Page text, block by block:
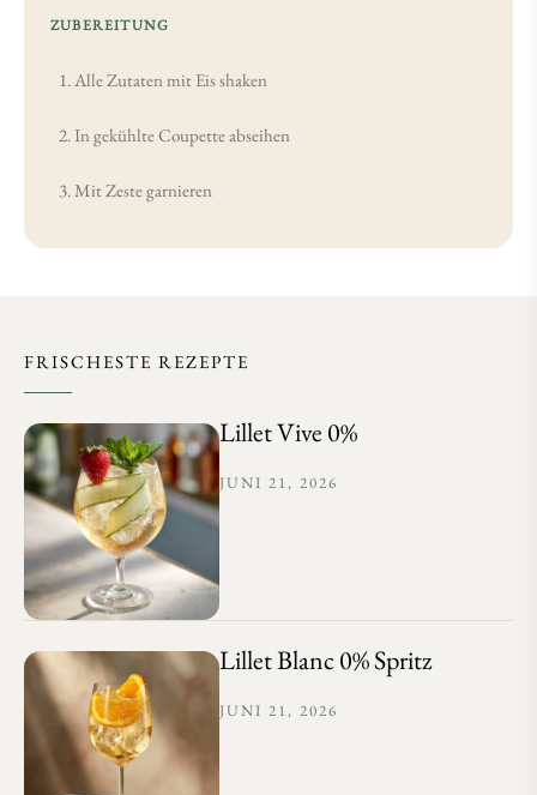
ZUBEREITUNG
Alle Zutaten mit Eis shaken
In gekühlte Coupette abseihen
Mit Zeste garnieren
FRISCHESTE REZEPTE
Lillet Vive 0%
JUNI 21, 2026
Lillet Blanc 0% Spritz
JUNI 21, 2026